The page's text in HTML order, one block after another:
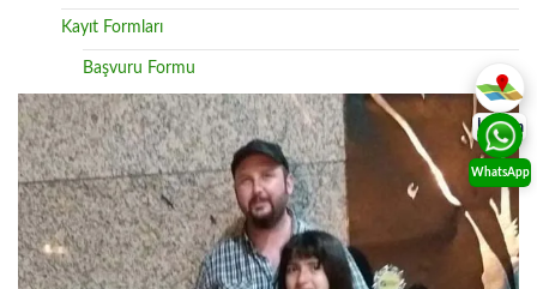
Kayıt Formları
Başvuru Formu
İletişim
WhatsApp